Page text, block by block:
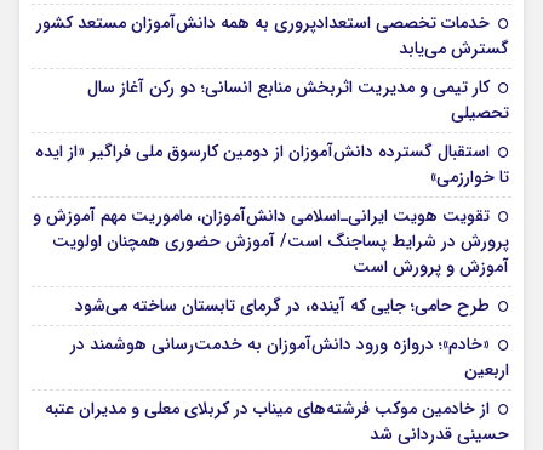
خدمات تخصصی استعدادپروری به همه دانش‌آموزان مستعد کشور
گسترش می‌یابد
کار تیمی و مدیریت اثربخش منابع انسانی؛ دو رکن آغاز سال
تحصیلی
استقبال گسترده دانش‌آموزان از دومین کارسوق ملی فراگیر «از ایده
تا خوارزمی»
تقویت هویت ایرانی‌ـ‌اسلامی دانش‌آموزان، ماموریت مهم آموزش و
پرورش در شرایط پساجنگ است/ آموزش حضوری همچنان اولویت
آموزش و پرورش است
طرح حامی؛ جایی که آینده، در گرمای تابستان ساخته می‌شود
«خادم»؛ دروازه ورود دانش‌آموزان به خدمت‌رسانی هوشمند در
اربعین
از خادمین موکب فرشته‌های میناب در کربلای معلی و مدیران عتبه
حسینی قدردانی شد